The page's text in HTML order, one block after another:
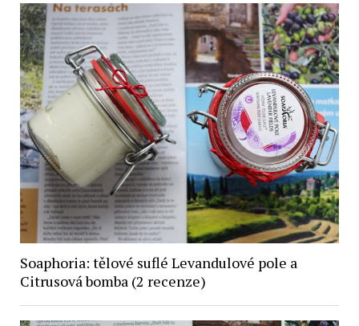
Soaphoria: tělové suflé Levandulové pole a
Citrusová bomba (2 recenze)